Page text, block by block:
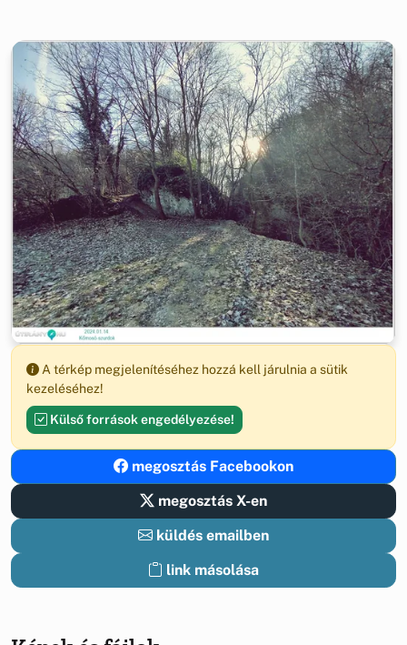
A térkép megjelenítéséhez hozzá kell járulnia a sütik
kezeléséhez!
Külső források engedélyezése!
megosztás Facebookon
megosztás X-en
küldés emailben
link másolása